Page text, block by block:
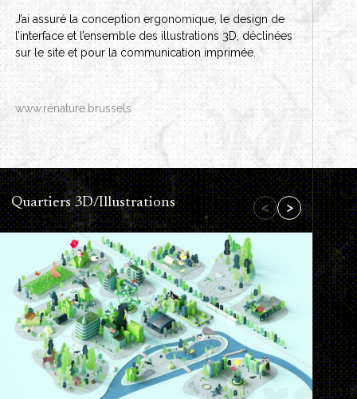
J’ai assuré la conception ergonomique, le design de
l’interface et l’ensemble des illustrations 3D, déclinées
sur le site et pour la communication imprimée.
www.renature.brussels
Quartiers 3D/Illustrations